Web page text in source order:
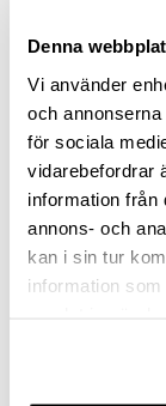
Denna
Vi använder
och
för sociala
vidarebefordrar
information från
annons- och
kan i sin tur
information
Jönköping
Malmö butik
Stockholm butik